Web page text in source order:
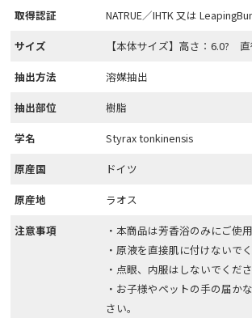
取得認証
NATRUE／IHTK 又は
サイズ
【本体サイズ】高さ：6.0?
抽出方法
溶媒抽出
抽出部位
樹脂
学名
Styrax tonkinensis
原産国
ドイツ
原産地
ラオス
注意事項
・本商品は芳香浴のみにご使
・原液を直接肌に付けないでく
・点眼、内服はしないでくださ
・お子様やペットの手の届か
さい。